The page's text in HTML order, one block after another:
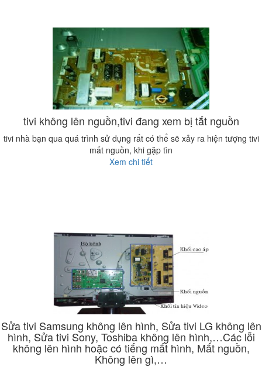
tivi không lên nguồn,tivi đang xem bị tắt nguồn
tivi nhà bạn qua quá trình sử dụng rất có thể sẽ xảy ra hiện tượng tivi
mất nguồn, khi gặp tìn
Xem chi tiết
Sửa tivi Samsung không lên hình, Sửa tivi LG không lên
hình, Sửa tivi Sony, Toshiba không lên hình,…Các lỗi
không lên hình hoặc có tiếng mất hình, Mất nguồn,
Không lên gì,…